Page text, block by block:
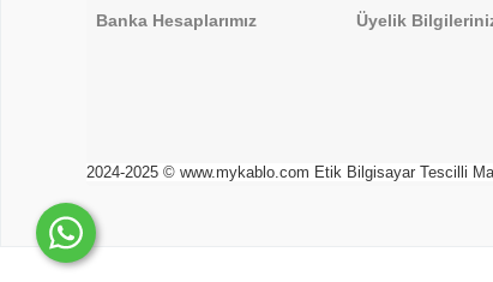
Banka Hesaplarımız
Üyelik
2024-2025 © www.mykablo.com Etik Bilgisayar Tescilli